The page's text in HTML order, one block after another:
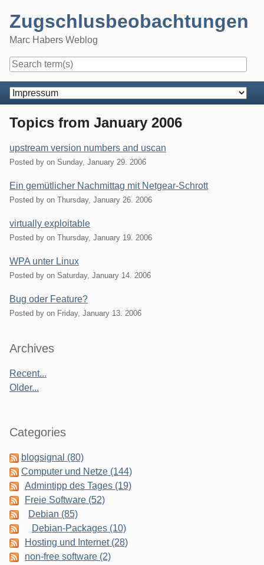
content
Zugschlusbeobachtungen
Marc Habers Weblog
Navigation
Topics from January 2006
upstream version numbers and uscan
Posted by on Sunday, January 29. 2006
Ein gemütlicher Nachmittag mit Netgear-Schrott
Posted by on Thursday, January 26. 2006
virtually exploitable
Posted by on Thursday, January 19. 2006
WPA unter Linux
Posted by on Saturday, January 14. 2006
Bug oder Feature?
Posted by on Friday, January 13. 2006
Sidebar
Archives
Recent...
Older...
Categories
blogsignal (80)
Computer und Netze (144)
Admintipp des Tages (19)
Freie Software (52)
Debian (85)
Debian-Packages (10)
Hosting und Internet (28)
non-free software (2)